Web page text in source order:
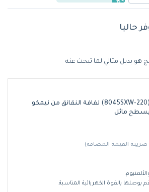
حاليا
هو بديل مثالي لما تبحث عنه
(8045SXW‐220) لفافة النقانق من نيمكو
بسطح مائل
القيمة المضافة)
.
بالقوة الكهربائية المناسبة.